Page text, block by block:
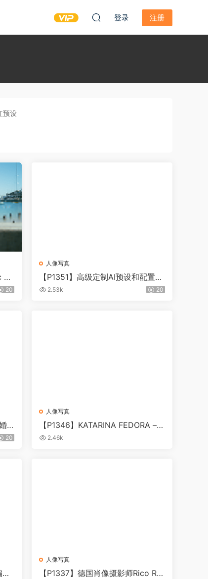
登录 注册
预设
Mi
f
20
人像写真
【P1351】高级定制AI预设和配置文
件预设 + TEE 工具The Editorial E
2.53k 20
20
人像写真
【P1346】KATARINA FEDORA – F
LEURS COLOR色彩预设
2.46k
人像写真
【P1337】德国肖像摄影师Rico Rei